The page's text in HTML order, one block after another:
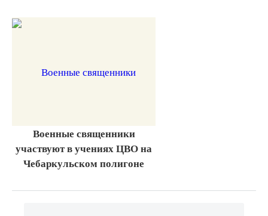
Военные священники
участвуют в учениях ЦВО на
Чебаркульском полигоне